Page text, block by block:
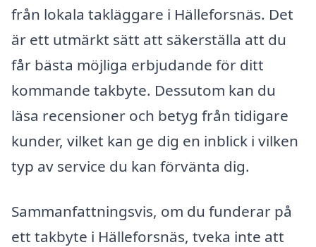
från lokala takläggare i Hälleforsnäs. Det
är ett utmärkt sätt att säkerställa att du
får bästa möjliga erbjudande för ditt
kommande takbyte. Dessutom kan du
läsa recensioner och betyg från tidigare
kunder, vilket kan ge dig en inblick i vilken
typ av service du kan förvänta dig.
Sammanfattningsvis, om du funderar på
ett takbyte i Hälleforsnäs, tveka inte att